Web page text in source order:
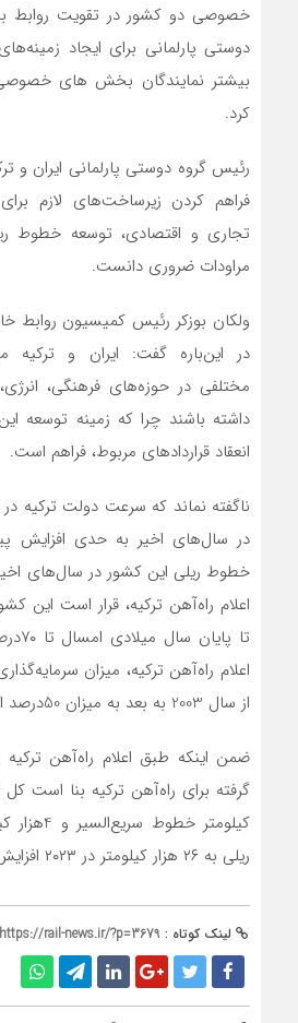
خصوصی دو کشور در تقویت روابط
دوستی پارلمانی برای ایجاد
بیشتر نمایندگان بخش های خصوصی
کرد.
رئیس گروه دوستی پارلمانی ایران و
فراهم کردن زیرساخت‌های لازم
تجاری و اقتصادی، توسعه خطوط
مراودات ضروری دانست.
ولکان بوزکر رئیس کمیسیون روابط
در این‌باره گفت: ایران و ترکیه
مختلفی در حوزه‌های فرهنگی،
داشته باشند چرا که زمینه توسعه
انعقاد قراردادهای مربوط، فراهم است.
ناگفته نماند که سرعت دولت ترکیه
خطوط ریلی این کشور در سال‌های
اعلام راه‌آهن ترکیه، قرار است این
تا
اعلام راه‌آهن ترکیه، میزان
از سال 2003 به بعد به میزان 50درصد افزایش یافته است.
ضمن اینکه طبق اعلام راه‌آهن
کیلومتر
ریلی به ۲۶ هزار کیلومتر در ۲۰۲۳ افزایش یابد.
لینک کوتاه : https://rail-news.ir/?p=3679